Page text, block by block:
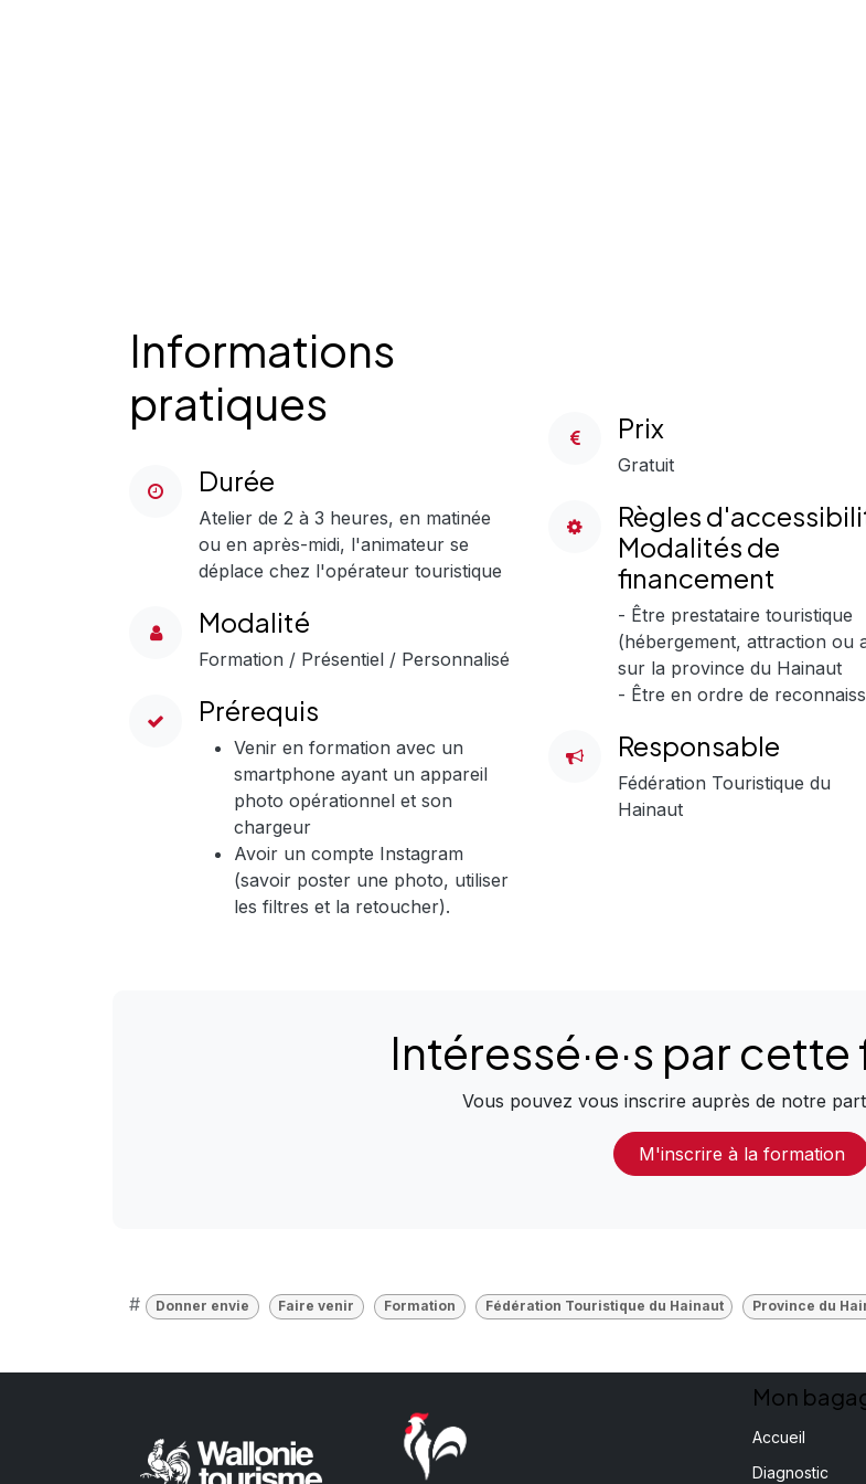
Informations
pratiques
Durée
Atelier de 2 à 3 heures, en matinée
ou en après-midi, l'animateur se
déplace chez l'opérateur touristique
Modalité
Formation / Présentiel / Personnalisé
Prérequis
Venir en formation avec un
smartphone ayant un appareil
photo opérationnel et son
chargeur
Avoir un compte Instagram
(savoir poster une photo, utiliser
les filtres et la retoucher).
Prix
Gratuit
Règles
Modalités de
financement
- Être prestataire touristique
(hébergement, attraction ou
sur la province du Hainaut
- Être en ordre de
Responsable
Fédération Touristique du
Hainaut
Intéressé·e·s parcette
Vous pouvez vous inscrire auprès de notre
M'inscrire à la formation
# Donner envie Faire venir Formation Fédération Touristique du Hainaut Province du
Mon
Accueil
Diagnostic